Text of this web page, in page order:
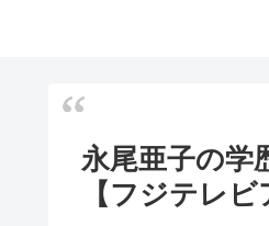
永尾亜子の学
【フジテレビ